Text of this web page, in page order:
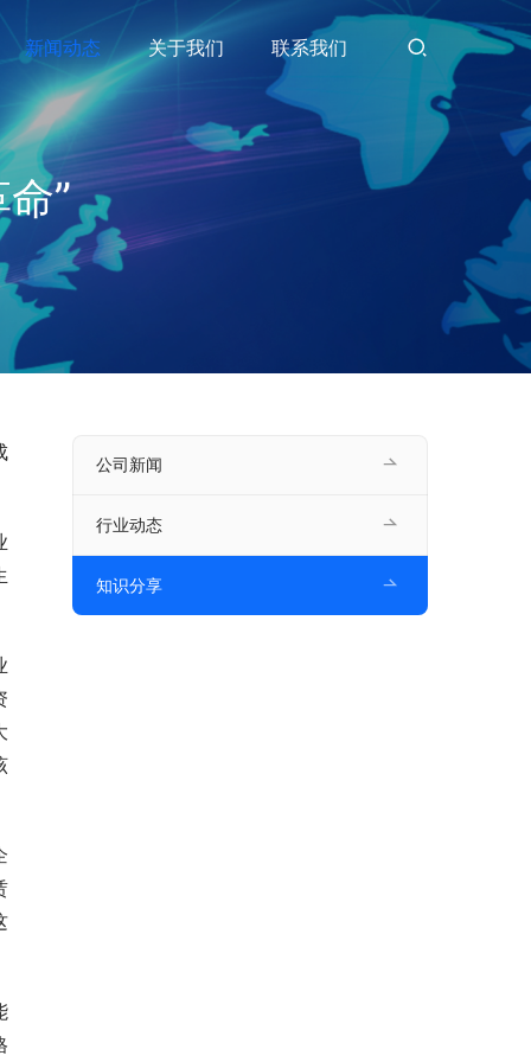
新闻动态 关于我们 联系我们
”
公司新闻
行业动态
知识分享